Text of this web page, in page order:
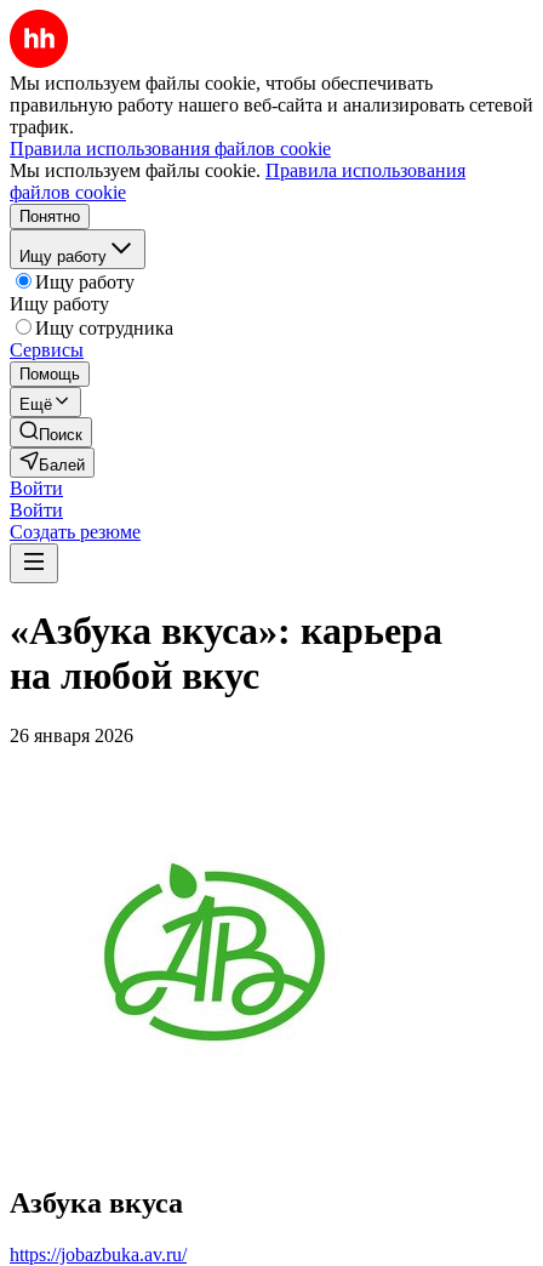
Мы используем файлы cookie, чтобы обеспечивать
правильную работу нашего веб-сайта и анализировать сетевой
трафик.
Правила использования файлов cookie
Мы используем файлы cookie. Правила использования
файлов cookie
Понятно
Ищу работу
Ищу работу
Ищу работу
Ищу сотрудника
Сервисы
Помощь
Ещё
Поиск
Балей
Войти
Войти
Создать резюме
«Азбука вкуса»: карьера
на любой вкус
26 января 2026
Азбука вкуса
https://jobazbuka.av.ru/